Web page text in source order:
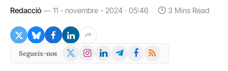
Redacció 11 - novembre - 2024 · 05:46 3 Mins Read
Segueix-nos
X
Instagram
LinkedInTelegramFacebook
RSS